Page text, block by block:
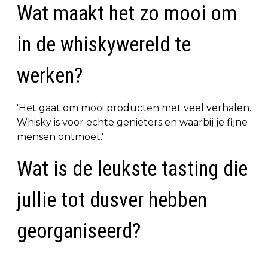
Wat maakt het zo mooi om
in de whiskywereld te
werken?
'Het gaat om mooi producten met veel verhalen.
Whisky is voor echte genieters en waarbij je fijne
mensen ontmoet.'
Wat is de leukste tasting die
jullie tot dusver hebben
georganiseerd?